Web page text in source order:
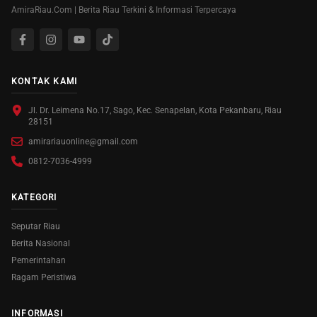
AmiraRiau.Com | Berita Riau Terkini & Informasi Terpercaya
KONTAK KAMI
Jl. Dr. Leimena No.17, Sago, Kec. Senapelan, Kota Pekanbaru, Riau
28151
amirariauonline@gmail.com
0812-7036-4999
KATEGORI
Seputar Riau
Berita Nasional
Pemerintahan
Ragam Peristiwa
INFORMASI